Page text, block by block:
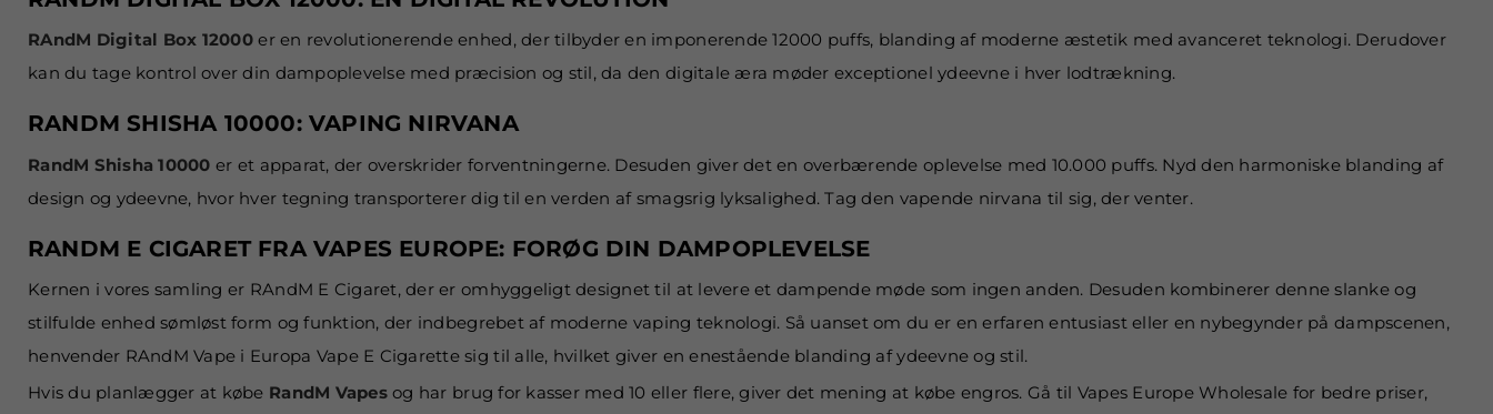
RAndM Digital Box 12000er en revolutionerende enhed, der tilbyder en imponerende 12000 puffs, blanding af moderne æstetik med avanceret teknologi. Derudover
kan du tage kontrol over din dampoplevelse med præcision og stil, da den digitale æra møder exceptionel ydeevne i hver lodtrækning.
RANDM SHISHA 10000: VAPING NIRVANA
RandM Shisha 10000 er et apparat, der overskrider forventningerne. Desuden giver det en overbærende oplevelse med 10.000 puffs. Nyd den harmoniske blanding af
design og ydeevne, hvor hver tegning transporterer dig til en verden af smagsrig lyksalighed. Tag den vapende nirvana til sig, der venter.
RANDM E CIGARET FRA VAPES EUROPE: FORØG DIN DAMPOPLEVELSE
Kernen i vores samling er RAndM E Cigaret, der er omhyggeligt designet til at levere et dampende møde som ingen anden. Desuden kombinerer denne slanke og
stilfulde enhed sømløst form og funktion, der indbegrebet af moderne vaping teknologi. Så uanset om du er en erfaren entusiast eller en nybegynder på dampscenen,
henvender RAndM Vape i Europa Vape E Cigarette sig til alle, hvilket giver en enestående blanding af ydeevne og stil.
Hvis du planlægger at købe RandM Vapesog har brug for kasser med 10 eller flere, giver det mening at købe engros. Gå til Vapes Europe Wholesale for bedre priser,